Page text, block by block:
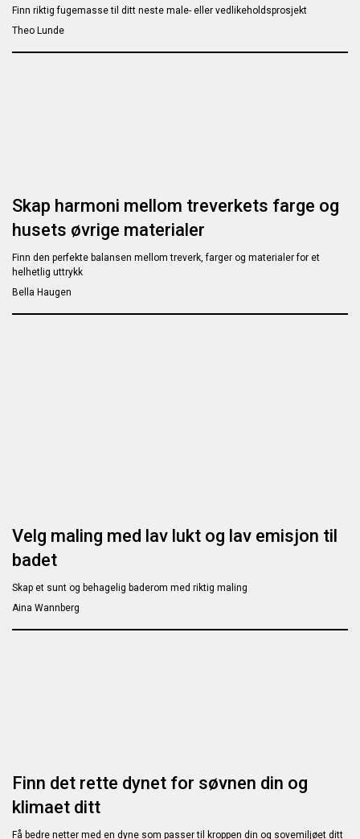
Finn riktig fugemasse til ditt neste male- eller vedlikeholdsprosjekt
Theo Lunde
Skap harmoni mellom treverkets farge og
husets øvrige materialer
Finn den perfekte balansen mellom treverk, farger og materialer for et
helhetlig uttrykk
Bella Haugen
Velg maling med lav lukt og lav emisjon til
badet
Skap et sunt og behagelig baderom med riktig maling
Aina Wannberg
Finn det rette dynet for søvnen din og
klimaet ditt
Få bedre netter med en dyne som passer til kroppen din og sovemiljøet ditt